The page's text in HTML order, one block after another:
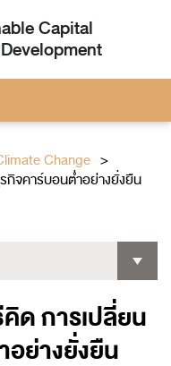
Capital
Change
กิจคาร์บอนต่ำอย่างยั่งยืน
ด การเปลี่ยน
ย่างยั่งยืน